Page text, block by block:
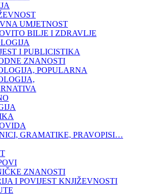
UMJETNOST
BILJE I ZDRAVLJE
I PUBLICISTIKA
ZNANOSTI
POPULARNA
GRAMATIKE, PRAVOPISI…
ZNANOSTI
I POVIJEST KNJIŽEVNOSTI